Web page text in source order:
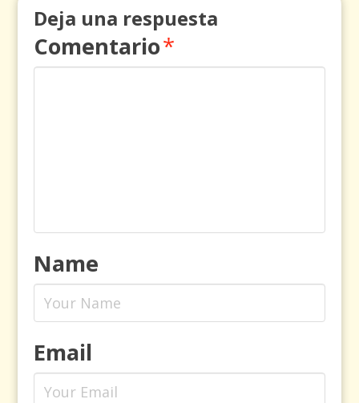
Deja una respuesta
Comentario*
Name
Email